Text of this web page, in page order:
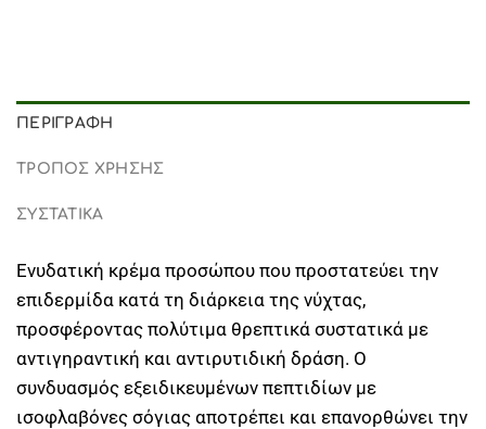
ΠΕΡΙΓΡΑΦΉ
ΤΡΟΠΟΣ ΧΡΗΣΗΣ
ΣΥΣΤΑΤΙΚΑ
Ενυδατική κρέμα προσώπου που προστατεύει την
επιδερμίδα κατά τη διάρκεια της νύχτας,
προσφέροντας πολύτιμα θρεπτικά συστατικά με
αντιγηραντική και αντιρυτιδική δράση. Ο
συνδυασμός εξειδικευμένων πεπτιδίων με
ισοφλαβόνες σόγιας αποτρέπει και επανορθώνει την